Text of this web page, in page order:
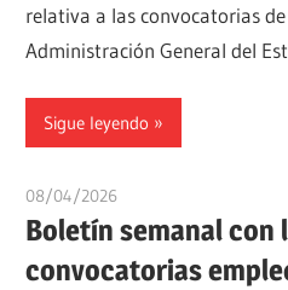
relativa a las convocatorias de
Administración General del
Sigue leyendo
08/04/2026
Boletín semanal con
convocatorias